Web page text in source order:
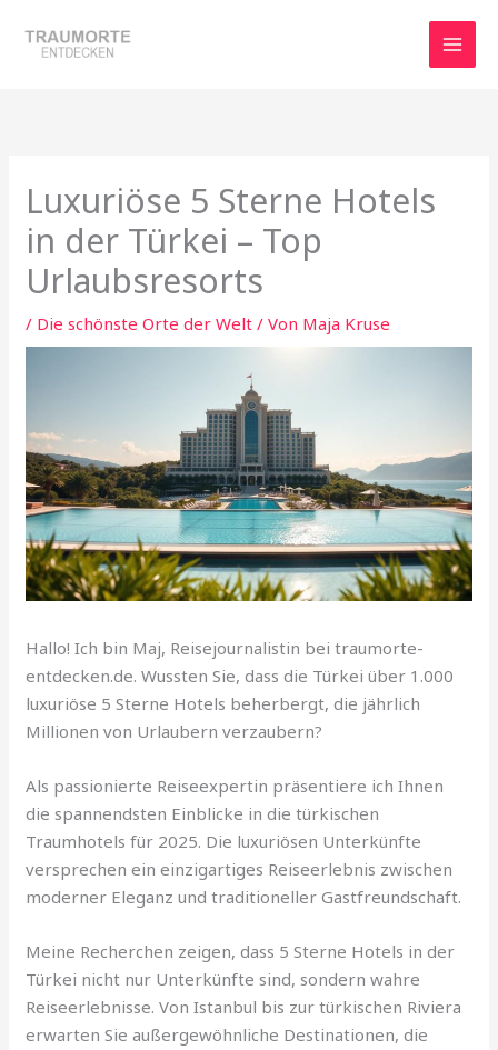
Inhalt
Luxuriöse 5 Sterne Hotels
in der Türkei – Top
Urlaubsresorts
/ Die schönste Orte der Welt / Von Maja Kruse
Hallo! Ich bin Maj, Reisejournalistin bei traumorte-
entdecken.de. Wussten Sie, dass die Türkei über 1.000
luxuriöse 5 Sterne Hotels beherbergt, die jährlich
Millionen von Urlaubern verzaubern?
Als passionierte Reiseexpertin präsentiere ich Ihnen
die spannendsten Einblicke in die türkischen
Traumhotels für 2025. Die luxuriösen Unterkünfte
versprechen ein einzigartiges Reiseerlebnis zwischen
moderner Eleganz und traditioneller Gastfreundschaft.
Meine Recherchen zeigen, dass 5 Sterne Hotels in der
Türkei nicht nur Unterkünfte sind, sondern wahre
Reiseerlebnisse. Von Istanbul bis zur türkischen Riviera
erwarten Sie außergewöhnliche Destinationen, die